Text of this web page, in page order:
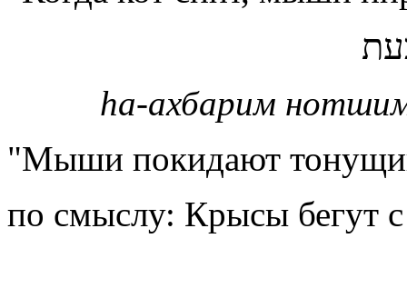
hа-ахбарим
"Мыши покидают
по смыслу: Крысы бегут